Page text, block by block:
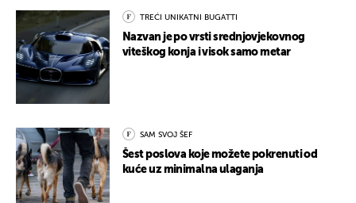
TREĆI UNIKATNI BUGATTI
Nazvan je po vrsti srednjovjekovnog
viteškog konja i visok samo metar
SAM SVOJ ŠEF
Šest poslova koje možete pokrenuti od
kuće uz minimalna ulaganja